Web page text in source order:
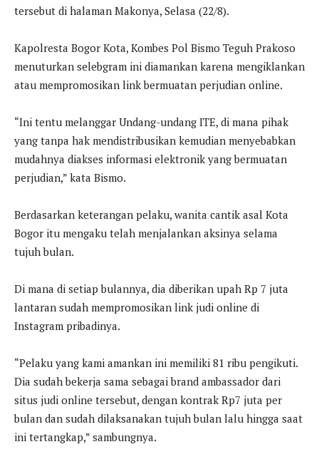
tersebut di halaman Makonya, Selasa (22/8).
Kapolresta Bogor Kota, Kombes Pol Bismo Teguh Prakoso
menuturkan selebgram ini diamankan karena mengiklankan
atau mempromosikan link bermuatan perjudian online.
“Ini tentu melanggar Undang-undang ITE, di mana pihak
yang tanpa hak mendistribusikan kemudian menyebabkan
mudahnya diakses informasi elektronik yang bermuatan
perjudian,” kata Bismo.
Berdasarkan keterangan pelaku, wanita cantik asal Kota
Bogor itu mengaku telah menjalankan aksinya selama
tujuh bulan.
Di mana di setiap bulannya, dia diberikan upah Rp 7 juta
lantaran sudah mempromosikan link judi online di
Instagram pribadinya.
“Pelaku yang kami amankan ini memiliki 81 ribu pengikuti.
Dia sudah bekerja sama sebagai brand ambassador dari
situs judi online tersebut, dengan kontrak Rp7 juta per
bulan dan sudah dilaksanakan tujuh bulan lalu hingga saat
ini tertangkap,” sambungnya.